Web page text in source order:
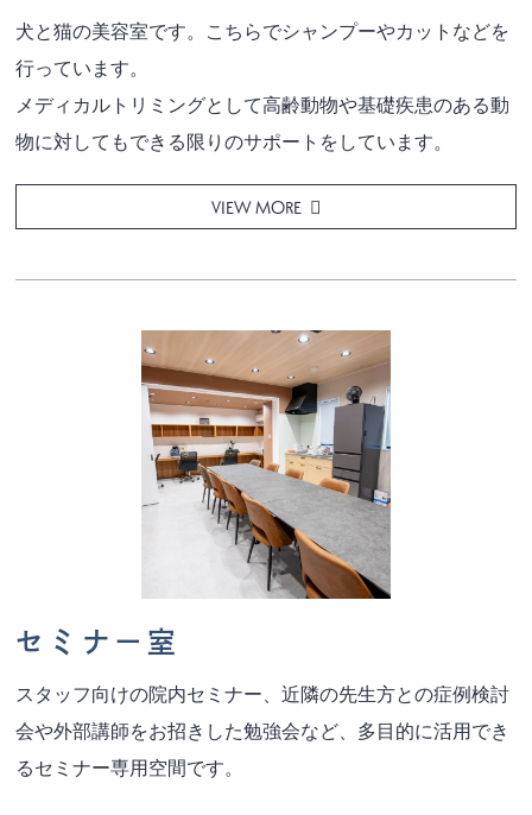
犬と猫の美容室です。こちらでシャンプーやカットなどを
行っています。
メディカルトリミングとして高齢動物や基礎疾患のある動
物に対してもできる限りのサポートをしています。
VIEW MORE
セミナー室
スタッフ向けの院内セミナー、近隣の先生方との症例検討
会や外部講師をお招きした勉強会など、多目的に活用でき
るセミナー専用空間です。